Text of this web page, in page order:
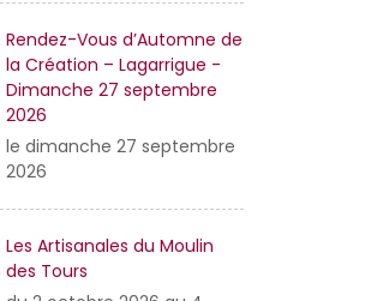
Rendez-Vous d’Automne de
la Création – Lagarrigue -
Dimanche 27 septembre
2026
le dimanche 27 septembre
2026
Les Artisanales du Moulin
des Tours